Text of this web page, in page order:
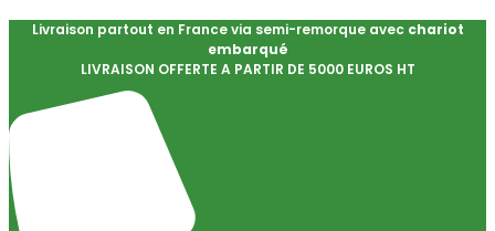
Livraison partout en France via semi-remorque avec chariot
embarqué
LIVRAISON OFFERTE A PARTIR DE 5000 EUROS HT